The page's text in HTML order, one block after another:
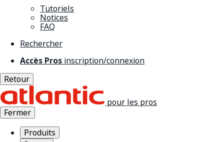
Tutoriels
Notices
FAQ
Rechercher
Accès Pros inscription/connexion
Retour
pour les pros
Fermer
Produits